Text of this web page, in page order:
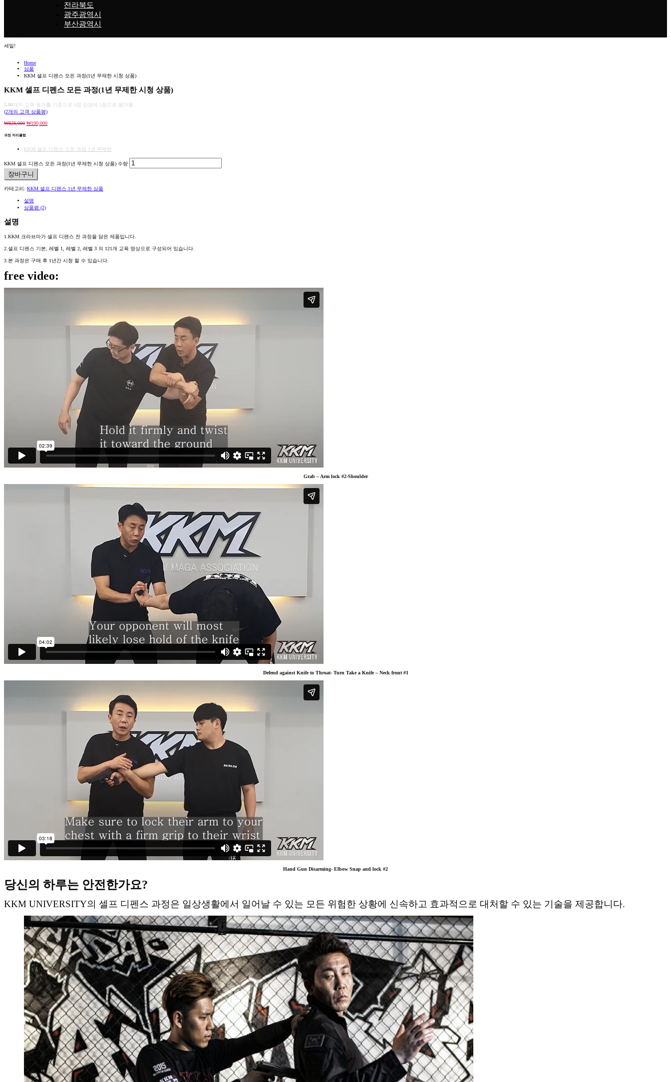
전라북도
광주광역시
부산광역시
세일!
Home
상품
KKM 셀프 디펜스 모든 과정(1년 무제한 시청 상품)
KKM 셀프 디펜스 모든 과정(1년 무제한 시청 상품)
5.00개의 고객 평가를 기준으로 5점 만점에 1 점으로 평가됨
(2개의 고객 상품평)
₩828,000 ₩190,000
과정 커리큘럼
KKM 셀프 디펜스 모든 과정 1년 무제한
KKM 셀프 디펜스 모든 과정(1년 무제한 시청 상품) 수량
장바구니
카테고리: KKM 셀프 디펜스 1년 무제한 상품
설명
상품평 (2)
설명
1.KKM 크라브마가 셀프 디펜스 전 과정을 담은 제품입니다.
2.셀프 디펜스 기본, 레벨 1, 레벨 2, 레벨 3 의 121개 교육 영상으로 구성되어 있습니다.
3.본 과정은 구매 후 1년간 시청 할 수 있습니다.
free video:
Grab – Arm lock #2-Shoulder
Defend against Knife to Throat- Turn Take a Knife – Neck front #1
Hand Gun Disarming- Elbow Snap and lock #2
당신의 하루는 안전한가요?
KKM UNIVERSITY의 셀프 디펜스 과정은 일상생활에서 일어날 수 있는 모든 위험한 상황에 신속하고 효과적으로 대처할 수 있는 기술을 제공합니다.